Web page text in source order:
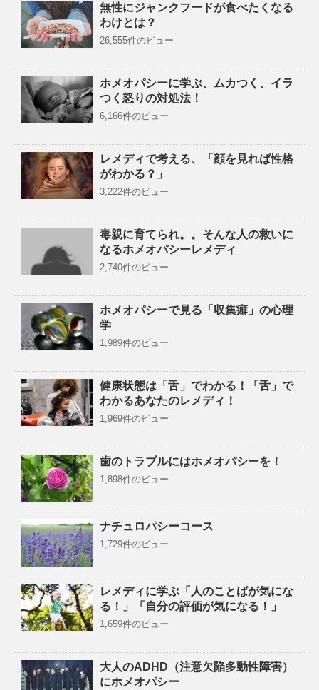
無性にジャンクフードが食べたくなる
わけとは？
26,555件のビュー
ホメオパシーに学ぶ、ムカつく、イラ
つく怒りの対処法！
6,166件のビュー
レメディで考える、「顔を見れば性格
がわかる？」
3,222件のビュー
毒親に育てられ。。そんな人の救いに
なるホメオパシーレメディ
2,740件のビュー
ホメオパシーで見る「収集癖」の心理
学
1,989件のビュー
健康状態は「舌」でわかる！「舌」で
わかるあなたのレメディ！
1,969件のビュー
歯のトラブルにはホメオパシーを！
1,898件のビュー
ナチュロパシーコース
1,729件のビュー
レメディに学ぶ「人のことばが気にな
る！」「自分の評価が気になる！」
1,659件のビュー
大人のADHD（注意欠陥多動性障害）
にホメオパシー